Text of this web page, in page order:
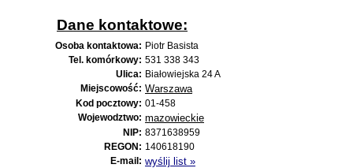
Dane kontaktowe:
Osoba kontaktowa: Piotr Basista
Tel. komórkowy: 531 338 343
Ulica: Białowiejska 24 A
Miejscowość: Warszawa
Kod pocztowy: 01-458
Wojewodztwo: mazowieckie
NIP: 8371638959
REGON: 140618190
E-mail: wyślij list »